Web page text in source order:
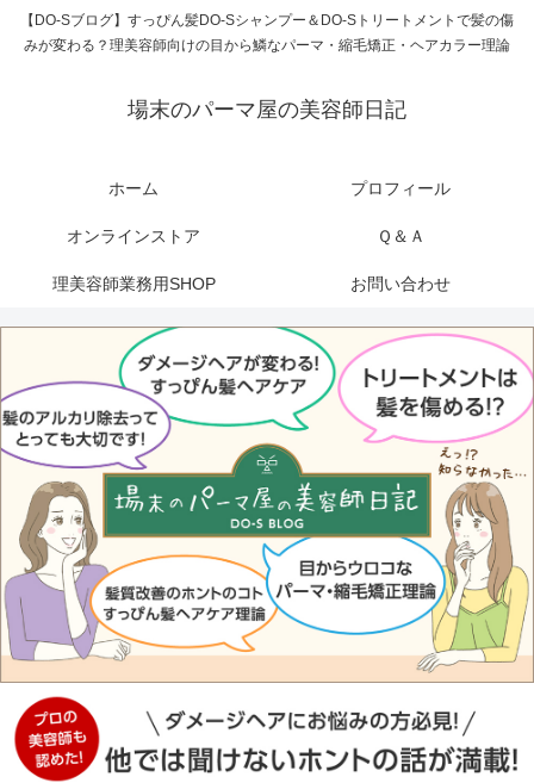
【DO-Sブログ】すっぴん髪DO-Sシャンプー＆DO-Sトリートメントで髪の傷
みが変わる？理美容師向けの目から鱗なパーマ・縮毛矯正・ヘアカラー理論
場末のパーマ屋の美容師日記
ホーム プロフィール
オンラインストア Ｑ＆Ａ
理美容師業務用SHOP お問い合わせ